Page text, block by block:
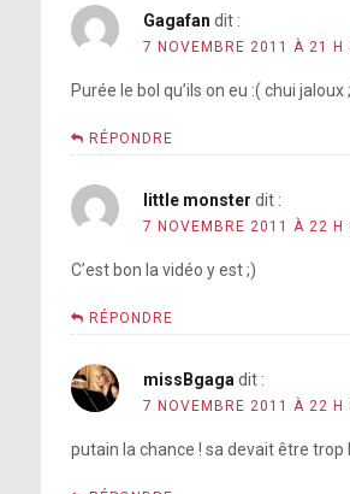
Gagafan dit :
7 NOVEMBRE 2011 À 21 H
Purée le bol qu’ils on eu :( chui jaloux
RÉPONDRE
little monster dit :
7 NOVEMBRE 2011 À 22 H
C’est bon la vidéo y est ;)
RÉPONDRE
missBgaga dit :
7 NOVEMBRE 2011 À 22 H
putain la chance ! sa devait être trop